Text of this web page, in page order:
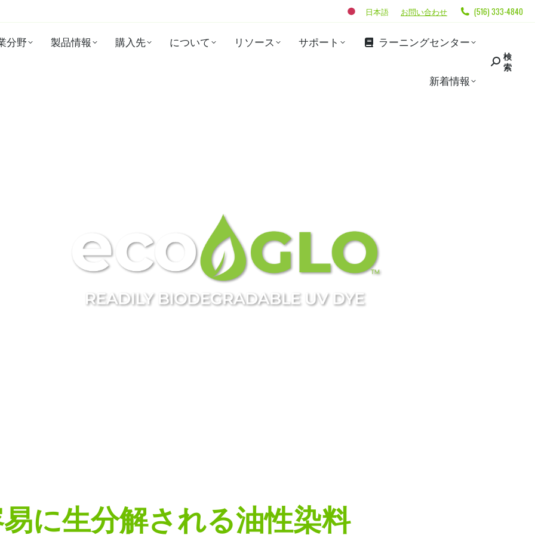
日本語 お問い合わせ (516) 333-4840
分野 製品情報 購入先 について リソース サポート ラーニングセンター
新着情報
検
索
に生分解される油性染料